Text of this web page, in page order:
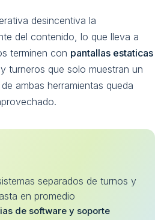
desincentiva la
del contenido, lo que lleva a
terminen con pantallas estaticas
y turneros que solo muestran un
ambas herramientas queda
separados de turnos y
en promedio
de software y soporte